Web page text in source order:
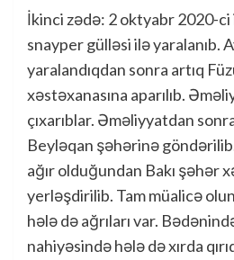
İkinci zədə: 2 oktyabr 2020-ci
snayper gülləsi ilə yaralanıb.
yaralandıqdan sonra artıq
xəstəxanasına aparılıb.
çıxarıblar. Əməliyyatdan
Beyləqan şəhərinə
ağır olduğundan Bakı şəhər
yerləşdirilib. Tam müalicə
hələ də ağrıları var.
nahiyəsində hələ də xırda